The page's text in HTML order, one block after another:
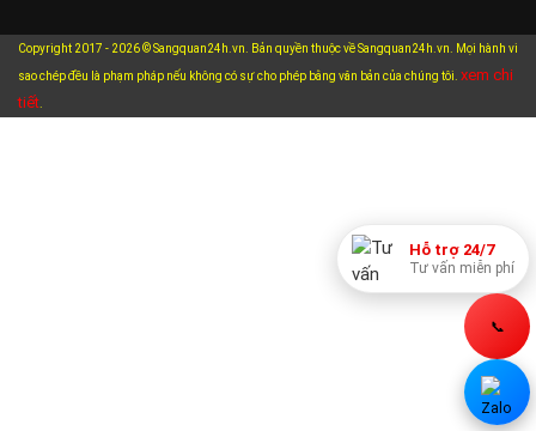
Hỗ trợ 24/7
Tư vấn miễn phí
📞
Copyright 2017 - 2026 © Sangquan24h.vn. Bản quyền thuộc về Sangquan24h.vn. Mọi hành vi
sao chép đều là phạm pháp nếu không có sự cho phép bằng văn bản của chúng tôi. xem chi
tiết